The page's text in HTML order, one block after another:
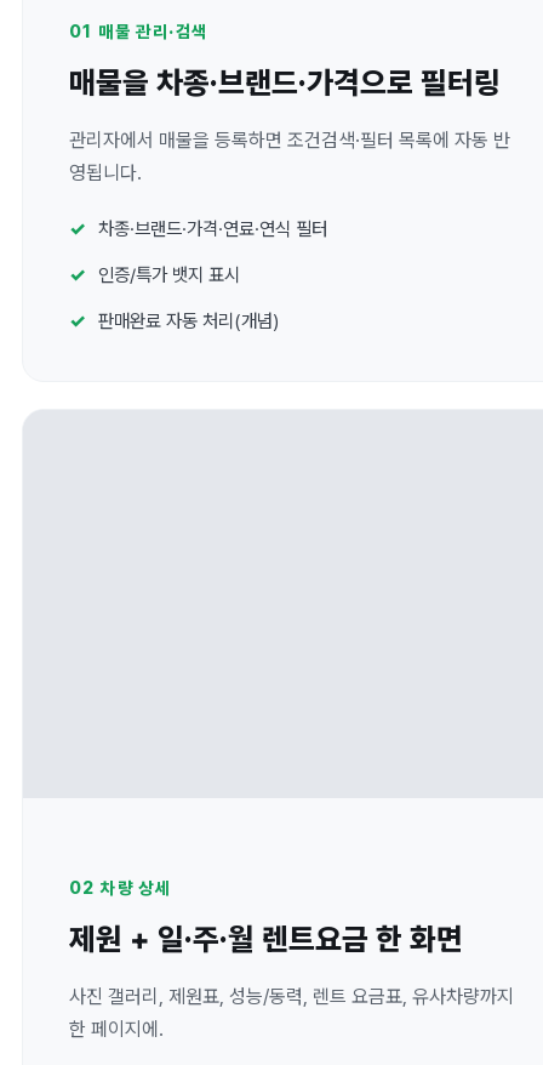
01 매물 관리·검색
매물을 차종·브랜드·가격으로 필터링
관리자에서 매물을 등록하면 조건검색·필터 목록에 자동 반
영됩니다.
차종·브랜드·가격·연료·연식 필터
인증/특가 뱃지 표시
판매완료 자동 처리(개념)
02 차량 상세
제원 + 일·주·월 렌트요금 한 화면
사진 갤러리, 제원표, 성능/동력, 렌트 요금표, 유사차량까지
한 페이지에.